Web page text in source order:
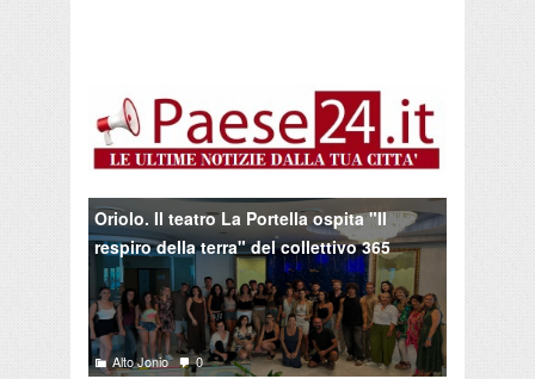
Oriolo. Il teatro La Portella ospita "Il
respiro della terra" del collettivo 365
Alto Jonio 0